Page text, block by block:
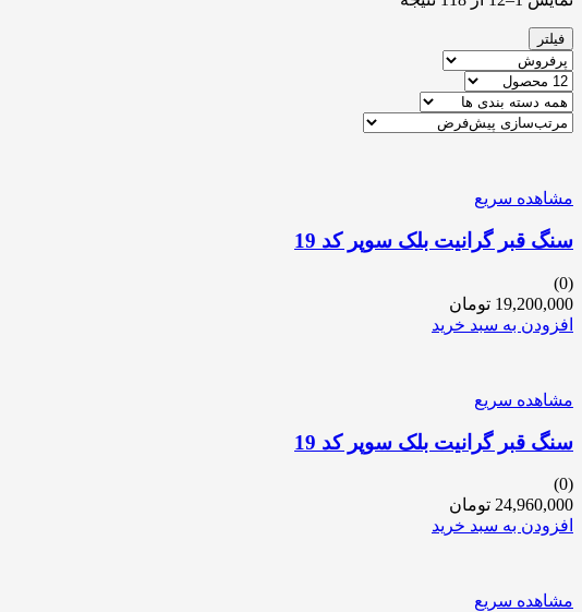
فیلتر
مشاهده سریع
سنگ قبر گرانیت بلک سوپر کد 19
(0)
19,200,000 تومان
افزودن به سبد خرید
مشاهده سریع
سنگ قبر گرانیت بلک سوپر کد 19
(0)
24,960,000 تومان
افزودن به سبد خرید
مشاهده سریع